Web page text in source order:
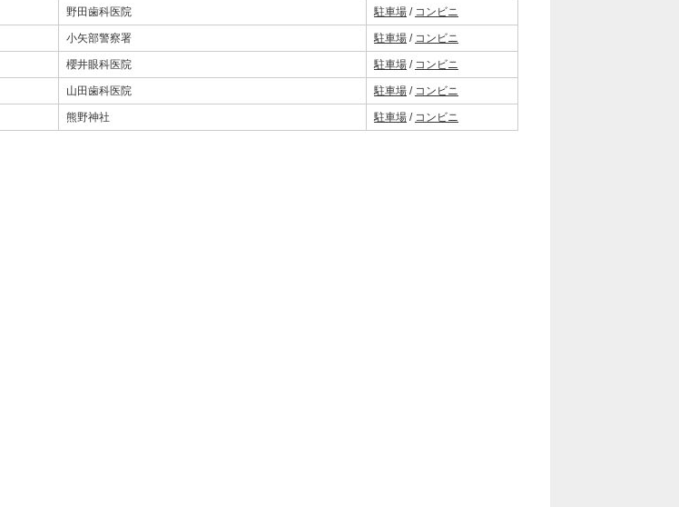
野田歯科医院 駐車場 / コンビニ
小矢部警察署 駐車場 / コンビニ
櫻井眼科医院 駐車場 / コンビニ
山田歯科医院 駐車場 / コンビニ
熊野神社 駐車場 / コンビニ